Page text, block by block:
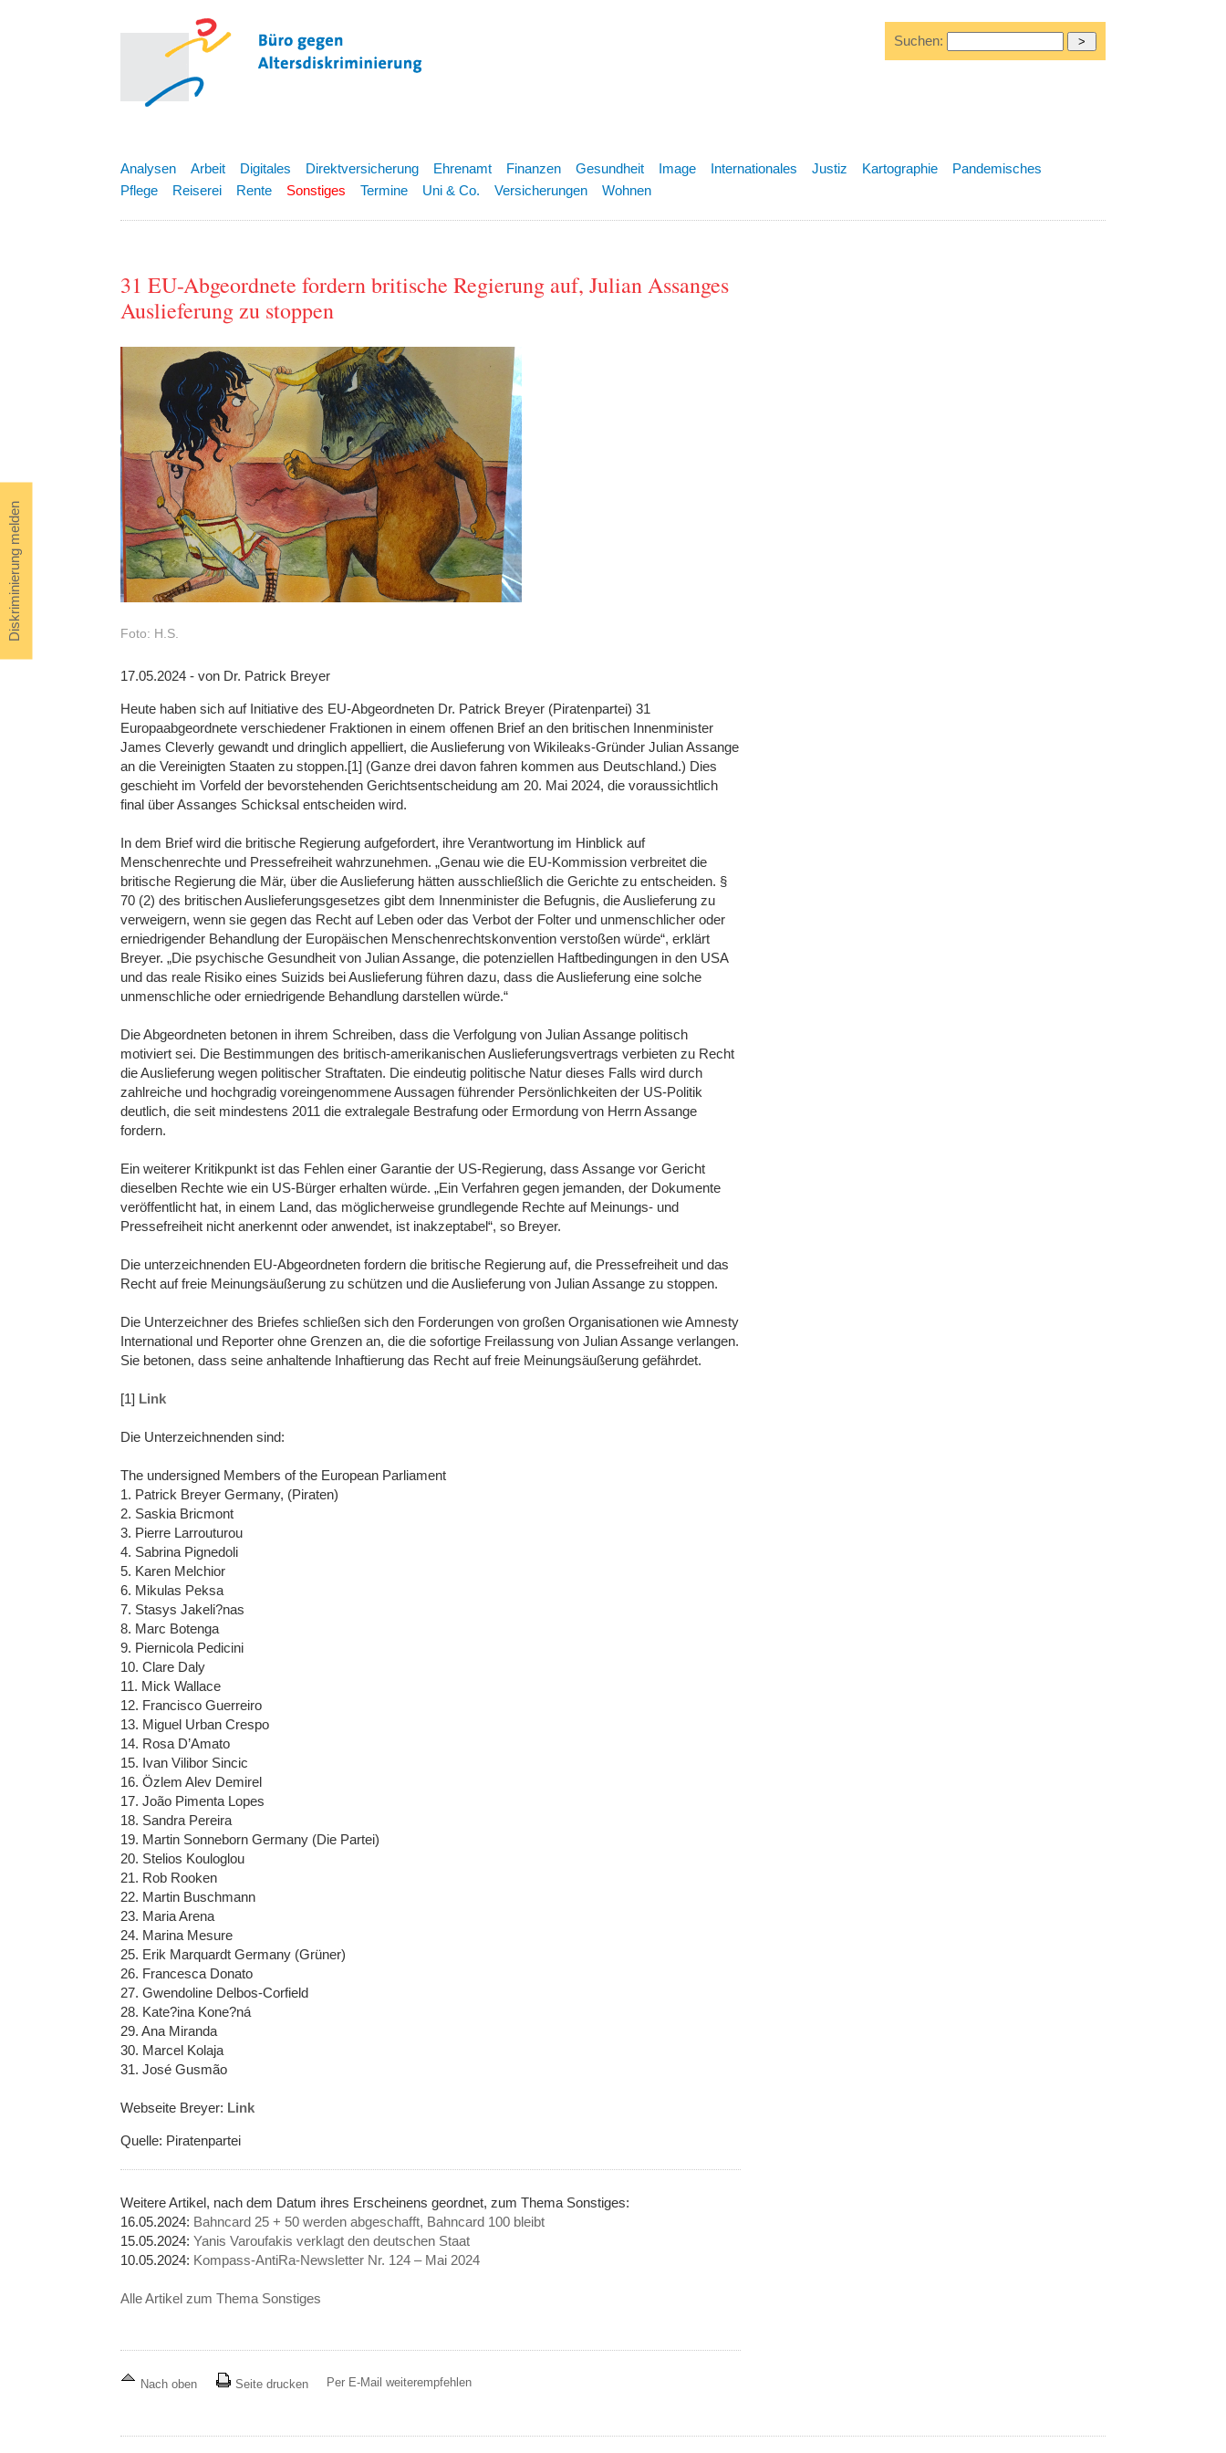
Diskriminierung melden
Suchen:
Analysen Arbeit Digitales Direktversicherung Ehrenamt Finanzen Gesundheit Image Internationales Justiz Kartographie
Pandemisches
Pflege
Reiserei Rente Sonstiges Termine Uni & Co. Versicherungen Wohnen
31 EU-Abgeordnete fordern britische Regierung auf, Julian Assanges
Auslieferung zu stoppen
Foto: H.S.
17.05.2024 - von Dr. Patrick Breyer
Heute haben sich auf Initiative des EU-Abgeordneten Dr. Patrick Breyer (Piratenpartei) 31
Europaabgeordnete verschiedener Fraktionen in einem offenen Brief an den britischen Innenminister
James Cleverly gewandt und dringlich appelliert, die Auslieferung von Wikileaks-Gründer Julian Assange
an die Vereinigten Staaten zu stoppen.[1] (Ganze drei davon fahren kommen aus Deutschland.) Dies
geschieht im Vorfeld der bevorstehenden Gerichtsentscheidung am 20. Mai 2024, die voraussichtlich
final über Assanges Schicksal entscheiden wird.
In dem Brief wird die britische Regierung aufgefordert, ihre Verantwortung im Hinblick auf
Menschenrechte und Pressefreiheit wahrzunehmen. „Genau wie die EU-Kommission verbreitet die
britische Regierung die Mär, über die Auslieferung hätten ausschließlich die Gerichte zu entscheiden. §
70 (2) des britischen Auslieferungsgesetzes gibt dem Innenminister die Befugnis, die Auslieferung zu
verweigern, wenn sie gegen das Recht auf Leben oder das Verbot der Folter und unmenschlicher oder
erniedrigender Behandlung der Europäischen Menschenrechtskonvention verstoßen würde“, erklärt
Breyer. „Die psychische Gesundheit von Julian Assange, die potenziellen Haftbedingungen in den USA
und das reale Risiko eines Suizids bei Auslieferung führen dazu, dass die Auslieferung eine solche
unmenschliche oder erniedrigende Behandlung darstellen würde.“
Die Abgeordneten betonen in ihrem Schreiben, dass die Verfolgung von Julian Assange politisch
motiviert sei. Die Bestimmungen des britisch-amerikanischen Auslieferungsvertrags verbieten zu Recht
die Auslieferung wegen politischer Straftaten. Die eindeutig politische Natur dieses Falls wird durch
zahlreiche und hochgradig voreingenommene Aussagen führender Persönlichkeiten der US-Politik
deutlich, die seit mindestens 2011 die extralegale Bestrafung oder Ermordung von Herrn Assange
fordern.
Ein weiterer Kritikpunkt ist das Fehlen einer Garantie der US-Regierung, dass Assange vor Gericht
dieselben Rechte wie ein US-Bürger erhalten würde. „Ein Verfahren gegen jemanden, der Dokumente
veröffentlicht hat, in einem Land, das möglicherweise grundlegende Rechte auf Meinungs- und
Pressefreiheit nicht anerkennt oder anwendet, ist inakzeptabel“, so Breyer.
Die unterzeichnenden EU-Abgeordneten fordern die britische Regierung auf, die Pressefreiheit und das
Recht auf freie Meinungsäußerung zu schützen und die Auslieferung von Julian Assange zu stoppen.
Die Unterzeichner des Briefes schließen sich den Forderungen von großen Organisationen wie Amnesty
International und Reporter ohne Grenzen an, die die sofortige Freilassung von Julian Assange verlangen.
Sie betonen, dass seine anhaltende Inhaftierung das Recht auf freie Meinungsäußerung gefährdet.
[1] Link
Die Unterzeichnenden sind:
The undersigned Members of the European Parliament
1. Patrick Breyer Germany, (Piraten)
2. Saskia Bricmont
3. Pierre Larrouturou
4. Sabrina Pignedoli
5. Karen Melchior
6. Mikulas Peksa
7. Stasys Jakeli?nas
8. Marc Botenga
9. Piernicola Pedicini
10. Clare Daly
11. Mick Wallace
12. Francisco Guerreiro
13. Miguel Urban Crespo
14. Rosa D’Amato
15. Ivan Vilibor Sincic
16. Özlem Alev Demirel
17. João Pimenta Lopes
18. Sandra Pereira
19. Martin Sonneborn Germany (Die Partei)
20. Stelios Kouloglou
21. Rob Rooken
22. Martin Buschmann
23. Maria Arena
24. Marina Mesure
25. Erik Marquardt Germany (Grüner)
26. Francesca Donato
27. Gwendoline Delbos-Corfield
28. Kate?ina Kone?ná
29. Ana Miranda
30. Marcel Kolaja
31. José Gusmão
Webseite Breyer: Link
Quelle: Piratenpartei
Weitere Artikel, nach dem Datum ihres Erscheinens geordnet, zum Thema Sonstiges:
16.05.2024: Bahncard 25 + 50 werden abgeschafft, Bahncard 100 bleibt
15.05.2024: Yanis Varoufakis verklagt den deutschen Staat
10.05.2024: Kompass-AntiRa-Newsletter Nr. 124 – Mai 2024
Alle Artikel zum Thema Sonstiges
Nach oben Seite drucken Per E-Mail weiterempfehlen